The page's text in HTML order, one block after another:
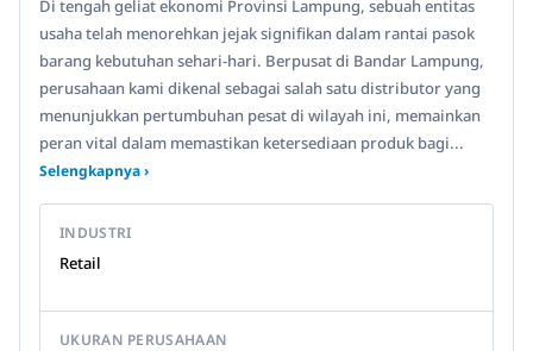
Di tengah geliat ekonomi Provinsi Lampung, sebuah entitas
usaha telah menorehkan jejak signifikan dalam rantai pasok
barang kebutuhan sehari-hari. Berpusat di Bandar Lampung,
perusahaan kami dikenal sebagai salah satu distributor yang
menunjukkan pertumbuhan pesat di wilayah ini, memainkan
peran vital dalam memastikan ketersediaan produk bagi...
Selengkapnya ›
INDUSTRI
Retail
UKURAN PERUSAHAAN